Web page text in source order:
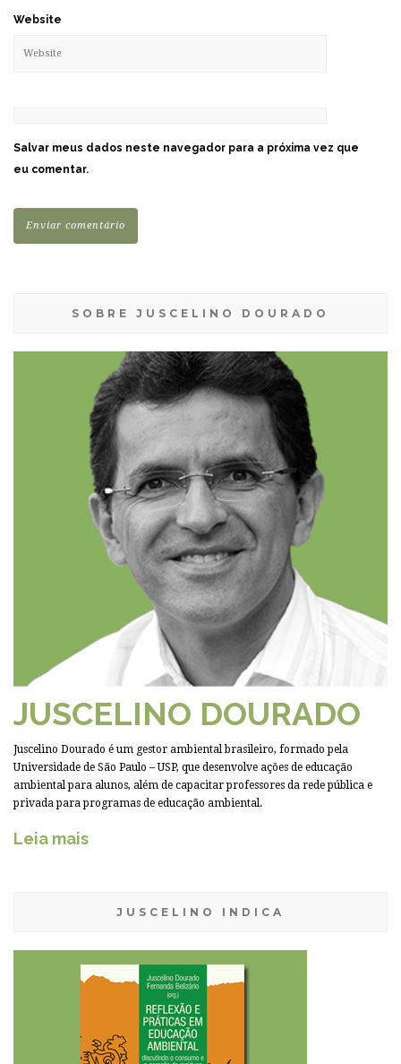
Website
Salvar meus dados neste navegador para a próxima vez que
eu comentar.
SOBRE JUSCELINO DOURADO
JUSCELINO DOURADO
Juscelino Dourado é um gestor ambiental brasileiro, formado pela
Universidade de São Paulo – USP, que desenvolve ações de educação
ambiental para alunos, além de capacitar professores da rede pública e
privada para programas de educação ambiental.
Leia mais
JUSCELINO INDICA